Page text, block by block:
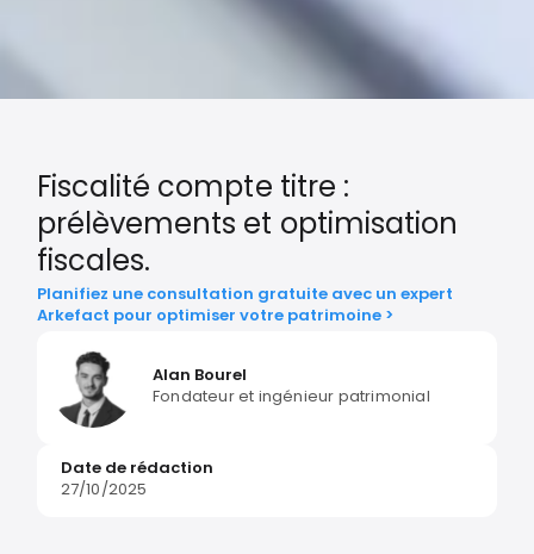
Fiscalité compte titre :
prélèvements et optimisation
fiscales.
Planifiez une consultation gratuite avec un expert
Arkefact pour optimiser votre patrimoine >
Alan Bourel
Fondateur et ingénieur patrimonial
Date de rédaction
27/10/2025